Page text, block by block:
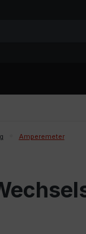
Amperemeter